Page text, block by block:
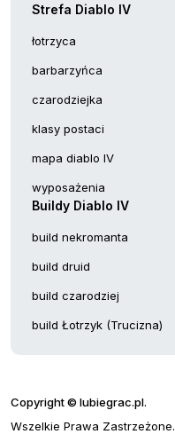
Strefa Diablo IV
łotrzyca
barbarzyńca
czarodziejka
klasy postaci
mapa diablo IV
wyposażenia
Buildy Diablo IV
build nekromanta
build druid
build czarodziej
build Łotrzyk (Trucizna)
Copyright © lubiegrac.pl.
Wszelkie Prawa Zastrzeżone.